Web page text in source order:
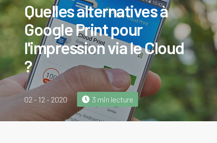
Quelles alternatives à
Google Print pour
l'impression via le Cloud
?
02 - 12 - 2020 3 min lecture